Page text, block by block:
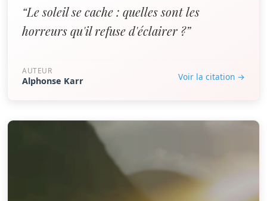
“Le soleil se cache : quelles sont les
horreurs qu'il refuse d'éclairer ?”
AUTEUR
Alphonse Karr Voir la citation →